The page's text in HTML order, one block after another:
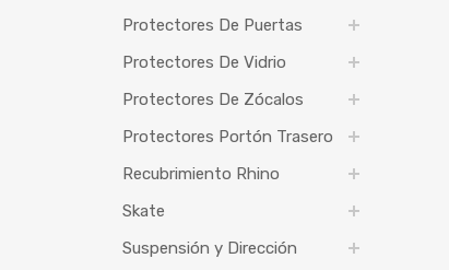
Protectores De Puertas
Protectores De Vidrio
Protectores De Zócalos
Protectores Portón Trasero
Recubrimiento Rhino
Skate
Suspensión y Dirección